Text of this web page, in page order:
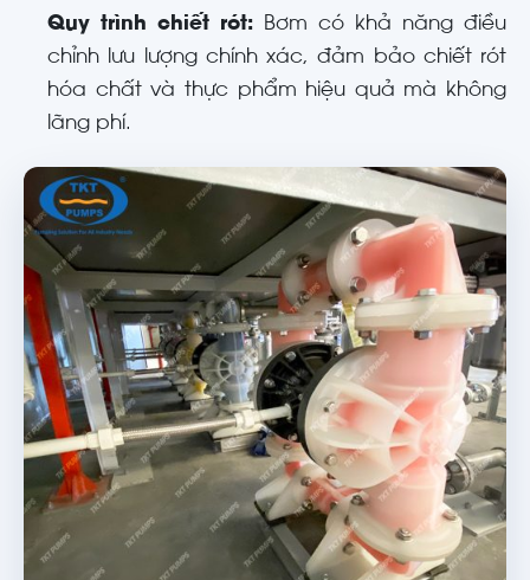
Quy trình chiết rót: Bơm có khả năng điều
chỉnh lưu lượng chính xác, đảm bảo chiết rót
hóa chất và thực phẩm hiệu quả mà không
lãng phí.